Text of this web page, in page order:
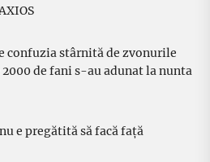
confuzia stârnită de zvonurile
de fani s-au adunat la nunta
e pregătită să facă față